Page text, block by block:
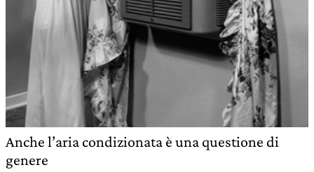
Anche l’aria condizionata è una questione di
genere